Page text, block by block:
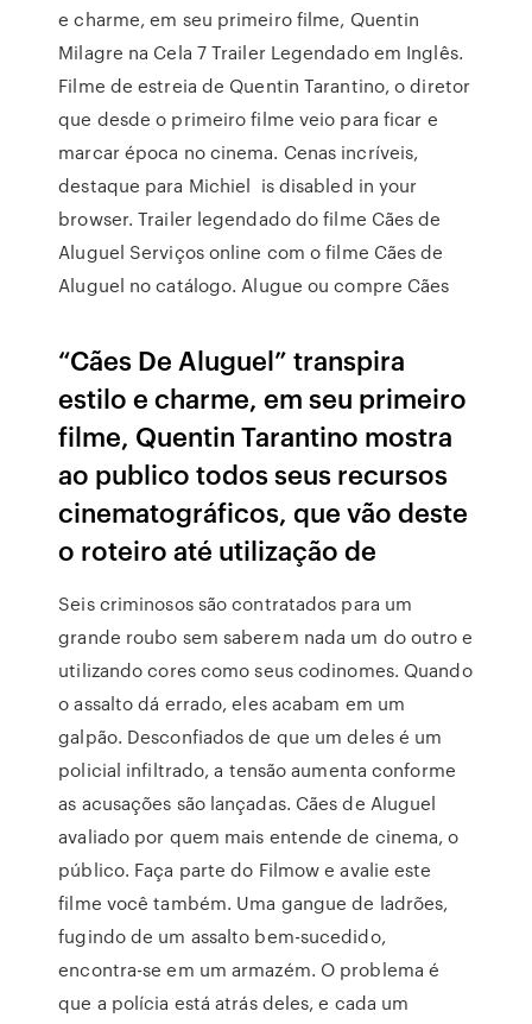
e charme, em seu primeiro filme, Quentin
Milagre na Cela 7 Trailer Legendado em Inglês.
Filme de estreia de Quentin Tarantino, o diretor
que desde o primeiro filme veio para ficar e
marcar época no cinema. Cenas incríveis,
destaque para Michiel is disabled in your
browser. Trailer legendado do filme Cães de
Aluguel Serviços online com o filme Cães de
Aluguel no catálogo. Alugue ou compre Cães
“Cães De Aluguel” transpira
estilo e charme, em seu primeiro
filme, Quentin Tarantino mostra
ao publico todos seus recursos
cinematográficos, que vão deste
o roteiro até utilização de
Seis criminosos são contratados para um
grande roubo sem saberem nada um do outro e
utilizando cores como seus codinomes. Quando
o assalto dá errado, eles acabam em um
galpão. Desconfiados de que um deles é um
policial infiltrado, a tensão aumenta conforme
as acusações são lançadas. Cães de Aluguel
avaliado por quem mais entende de cinema, o
público. Faça parte do Filmow e avalie este
filme você também. Uma gangue de ladrões,
fugindo de um assalto bem-sucedido,
encontra-se em um armazém. O problema é
que a polícia está atrás deles, e cada um